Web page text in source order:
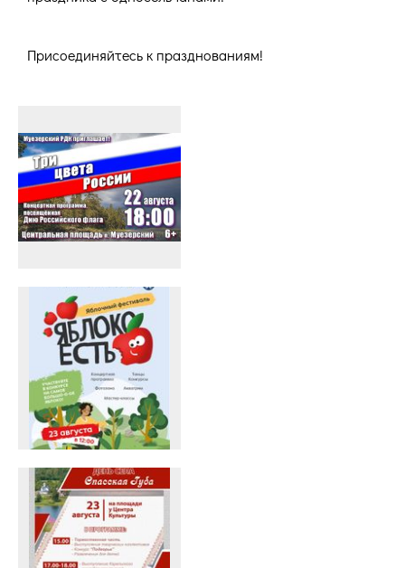
Присоединяйтесь к празднованиям!